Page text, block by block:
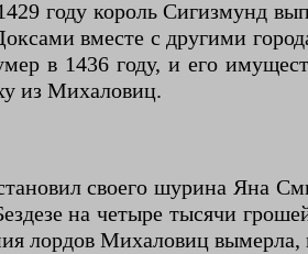
году король Сигизмунд
вместе с другими
в 1436 году, и его
из Михаловиц.
своего шурина Яна
на четыре тысячи
Михаловиц вымерла,